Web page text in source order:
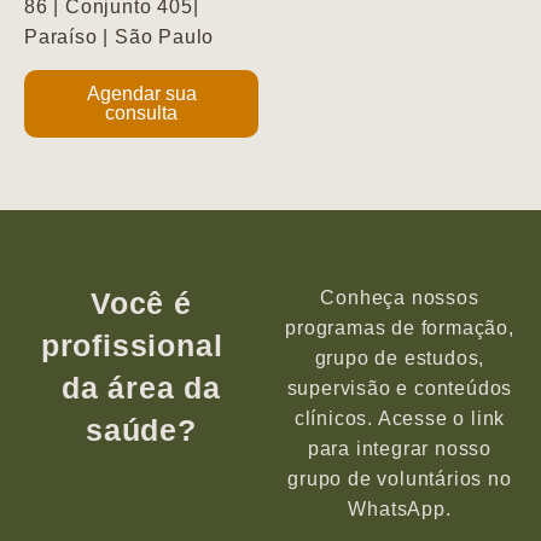
86 | Conjunto 405|
Paraíso | São Paulo
Agendar sua
consulta
Você é
profissional
da área da
saúde?
Conheça nossos
programas de formação,
grupo de estudos,
supervisão e conteúdos
clínicos. Acesse o link
para integrar nosso
grupo de voluntários no
WhatsApp.